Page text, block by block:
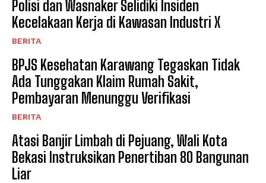
Polisi dan Wasnaker Selidiki Insiden
Kecelakaan Kerja di Kawasan Industri X
BERITA
BPJS Kesehatan Karawang Tegaskan Tidak
Ada Tunggakan Klaim Rumah Sakit,
Pembayaran Menunggu Verifikasi
BERITA
Atasi Banjir Limbah di Pejuang, Wali Kota
Bekasi Instruksikan Penertiban 80 Bangunan
Liar